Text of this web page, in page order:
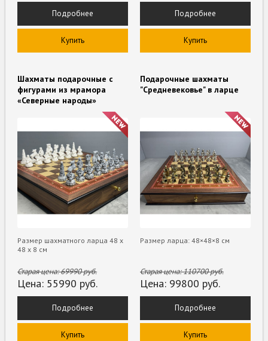
Подробнее
Купить
Подробнее
Купить
Шахматы подарочные с
фигурами из мрамора
«Северные народы»
Размер шахматного ларца 48 х
48 х 8 см
Старая цена:69990руб.
Цена: 55990 руб.
Подробнее
Купить
Подарочные шахматы
"Средневековье" в ларце
Размер ларца: 48×48×8 см
Старая цена:110700руб.
Цена: 99800 руб.
Подробнее
Купить